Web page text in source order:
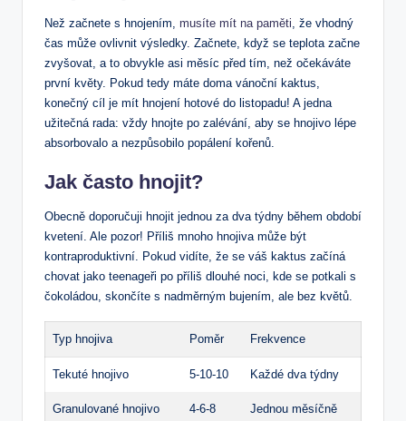
Než začnete s‍ hnojením, musíte mít na paměti, že vhodný
čas může ovlivnit​ výsledky. Začnete, když se teplota ‌začne
zvyšovat, a to obvykle⁣ asi měsíc před ‍tím, než očekáváte
první květy.⁣ Pokud tedy ⁣máte doma vánoční kaktus,
konečný cíl ⁢je mít⁢ hnojení hotové do listopadu! A jedna
užitečná rada: vždy ⁣hnojte po ​zalévání, aby se hnojivo lépe
⁢absorbovalo a nezpůsobilo popálení kořenů.
Jak často hnojit?
Obecně doporučuji hnojit jednou za dva týdny během období
kvetení. Ale pozor! Příliš mnoho hnojiva může být
kontraproduktivní. Pokud ‌vidíte, že se váš kaktus začíná
chovat jako teenageři po příliš dlouhé⁣ noci, kde se potkali ‌s
čokoládou, skončíte s nadměrným bujením, ale bez ‌květů.
Typ hnojiva Poměr Frekvence
Tekuté hnojivo 5-10-10 Každé ‍dva týdny
Granulované hnojivo 4-6-8 Jednou měsíčně